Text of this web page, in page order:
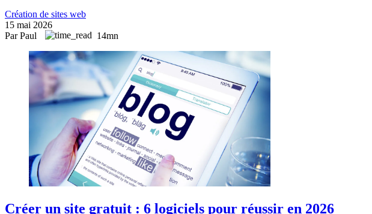
Création de sites web
15 mai 2026
Par Paul
14mn
Créer un site gratuit : 6 logiciels pour réussir en 2026